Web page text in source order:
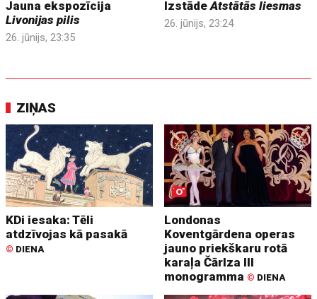
Jauna ekspozīcija
Livonijas pilis
26. jūnijs, 23:35
IzstādeAtstātās liesmas
26. jūnijs, 23:24
ZIŅAS
KDi iesaka: Tēli
atdzīvojas kā pasakā
© DIENA
Londonas
Koventgārdena operas
jauno priekškaru rotā
karaļa Čārlza III
monogramma © DIENA